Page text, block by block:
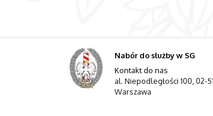
Nabór do służby w SG
Kontakt do nas
al. Niepodległości 100, 02-
Warszawa